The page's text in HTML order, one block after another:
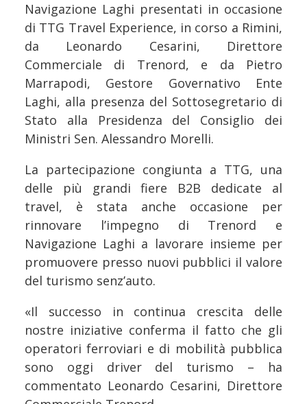
Navigazione Laghi presentati in occasione
di TTG Travel Experience, in corso a Rimini,
da Leonardo Cesarini, Direttore
Commerciale di Trenord, e da Pietro
Marrapodi, Gestore Governativo Ente
Laghi, alla presenza del Sottosegretario di
Stato alla Presidenza del Consiglio dei
Ministri Sen. Alessandro Morelli.
La partecipazione congiunta a TTG, una
delle più grandi fiere B2B dedicate al
travel, è stata anche occasione per
rinnovare l’impegno di Trenord e
Navigazione Laghi a lavorare insieme per
promuovere presso nuovi pubblici il valore
del turismo senz’auto.
«Il successo in continua crescita delle
nostre iniziative conferma il fatto che gli
operatori ferroviari e di mobilità pubblica
sono oggi driver del turismo – ha
commentato Leonardo Cesarini, Direttore